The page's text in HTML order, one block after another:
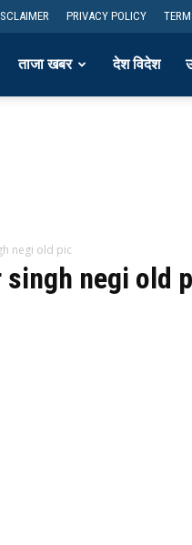
PRIVACY POLICY
ताजा खबर देश विदेश
negi old pic
singh negi old